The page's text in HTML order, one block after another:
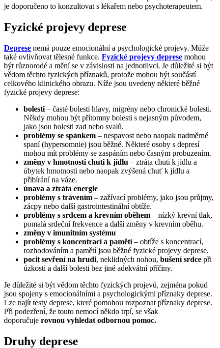
je doporučeno to konzultovat s lékařem nebo psychoterapeutem.
Fyzické projevy deprese
Deprese nemá pouze emocionální a psychologické projevy. Může
také ovlivňovat tělesné funkce. Fyzické projevy deprese mohou
být různorodé a mění se v závislosti na jednotlivci. Je důležité si být
vědom těchto fyzických příznaků, protože mohou být součástí
celkového klinického obrazu. Níže jsou uvedeny některé běžné
fyzické projevy deprese:
bolesti – časté bolesti hlavy, migrény nebo chronické bolesti.
Někdy mohou být přítomny bolesti s nejasným původem,
jako jsou bolesti zad nebo svalů.
problémy se spánkem – nespavost nebo naopak nadměrné
spaní (hypersomnie) jsou běžné. Některé osoby s depresí
mohou mít problémy se zaspáním nebo časným probuzením.
změny v hmotnosti chuti k jídlu – ztráta chuti k jídlu a
úbytek hmotnosti nebo naopak zvýšená chuť k jídlu a
přibírání na váze.
únava a ztráta energie
problémy s trávením – zažívací problémy, jako jsou průjmy,
zácpy nebo další gastrointestinální obtíže.
problémy s srdcem a krevním oběhem – nízký krevní tlak,
pomalá srdeční frekvence a další změny v krevním oběhu.
změny v imunitním systému
problémy s koncentrací a pamětí– obtíže s koncentrací,
rozhodováním a pamětí jsou běžné fyzické projevy deprese.
pocit sevření na hrudi, neklidných nohou, bušení srdce při
úzkosti a další bolesti bez jiné adekvátní příčiny.
Je důležité si být vědom těchto fyzických projevů, zejména pokud
jsou spojeny s emocionálními a psychologickými příznaky deprese.
Lze najít testy deprese, které pomohou rozpoznat příznaky deprese.
Při podezření, že touto nemocí někdo trpí, se však
doporučuje rovnou vyhledat odbornou pomoc.
Druhy deprese